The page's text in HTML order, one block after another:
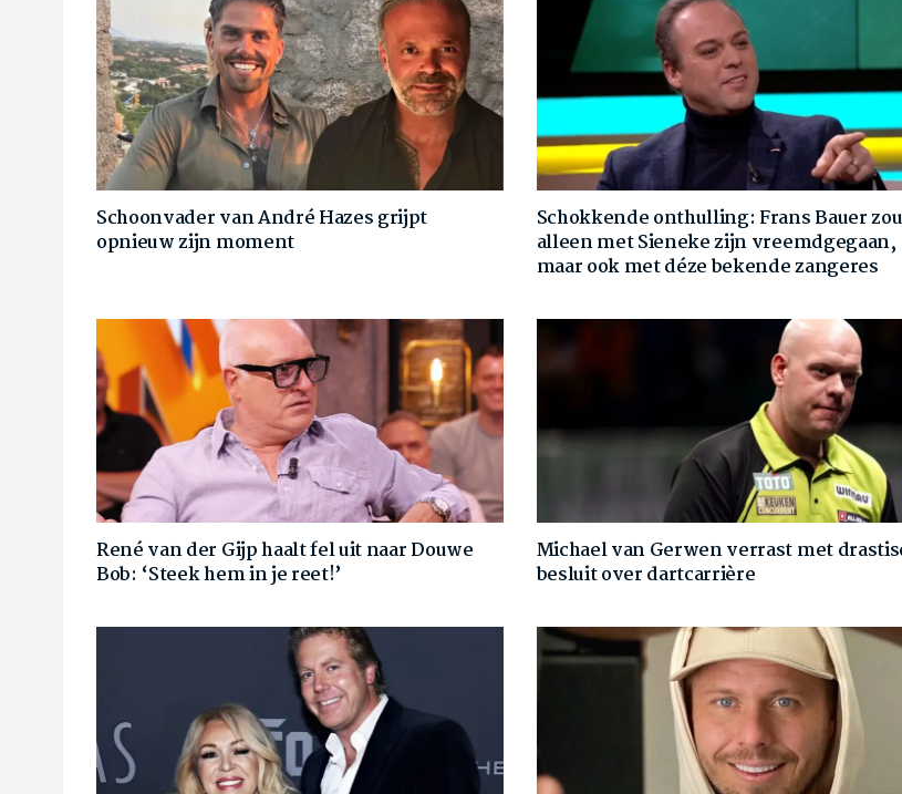
Schoonvader van André Hazes grijpt
opnieuw zijn moment
Schokkende onthulling: Frans Bauer
alleen met Sieneke zijn vreemdgegaan,
maar ook met déze bekende zangeres
René van der Gijp haalt fel uit naar Douwe
Bob: ‘Steek hem in je reet!’
Michael van Gerwen verrast met
besluit over dartcarrière